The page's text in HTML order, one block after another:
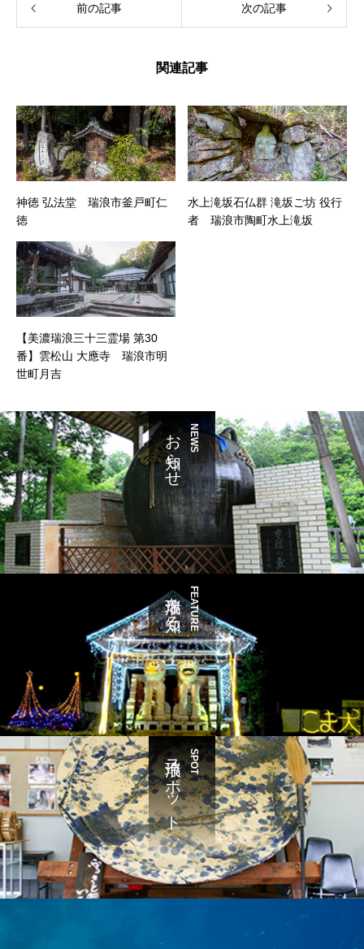
前の記事 次の記事
関連記事
神徳 弘法堂 瑞浪市釜戸町仁
徳
水上滝坂石仏群 滝坂ご坊 役行
者 瑞浪市陶町水上滝坂
【美濃瑞浪三十三霊場 第30
番】雲松山 大應寺 瑞浪市明
世町月吉
NEWS
お知らせ
FEATURE
瑞浪を知る
SPOT
瑞浪スポット